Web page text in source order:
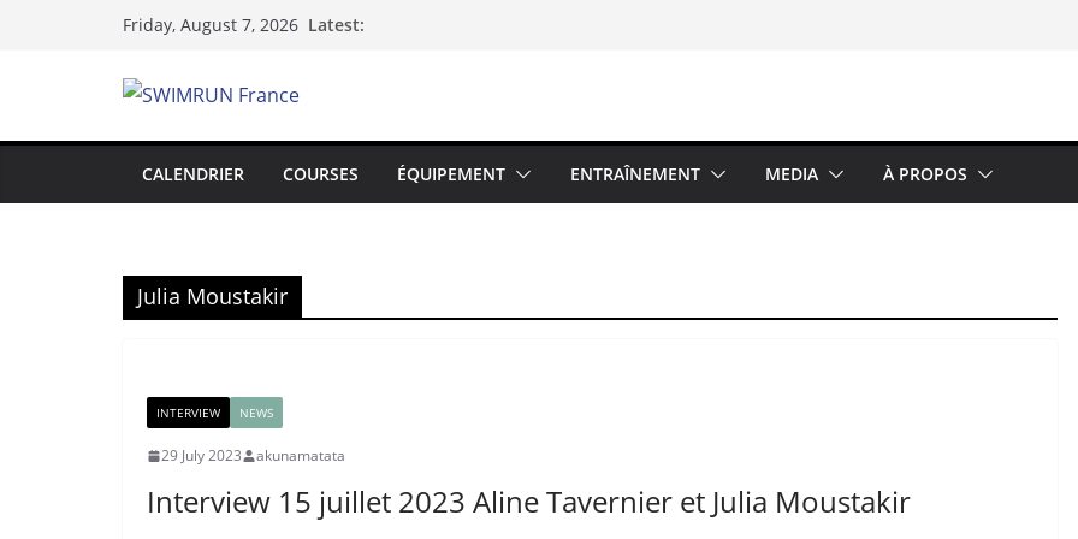
Friday, August 7, 2026 Latest:
CALENDRIER COURSES ÉQUIPEMENT ENTRAÎNEMENT MEDIA À PROPOS
Julia Moustakir
INTERVIEW NEWS
29 July 2023 akunamatata
Interview 15 juillet 2023 Aline Tavernier et Julia Moustakir